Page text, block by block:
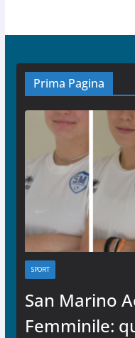
Prima Pagina
SPORT
San Marino
Femminile: